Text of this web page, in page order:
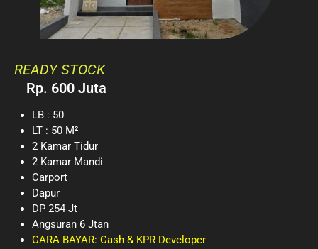
READY STOCK
Rp. 600 Juta
LB : 50
LT : 50 M²
2 Kamar Tidur
2 Kamar Mandi
Carport
Dapur
DP 254 Jt
Angsuran 6 Jtan
CARA BAYAR: Cash & KPR Developer